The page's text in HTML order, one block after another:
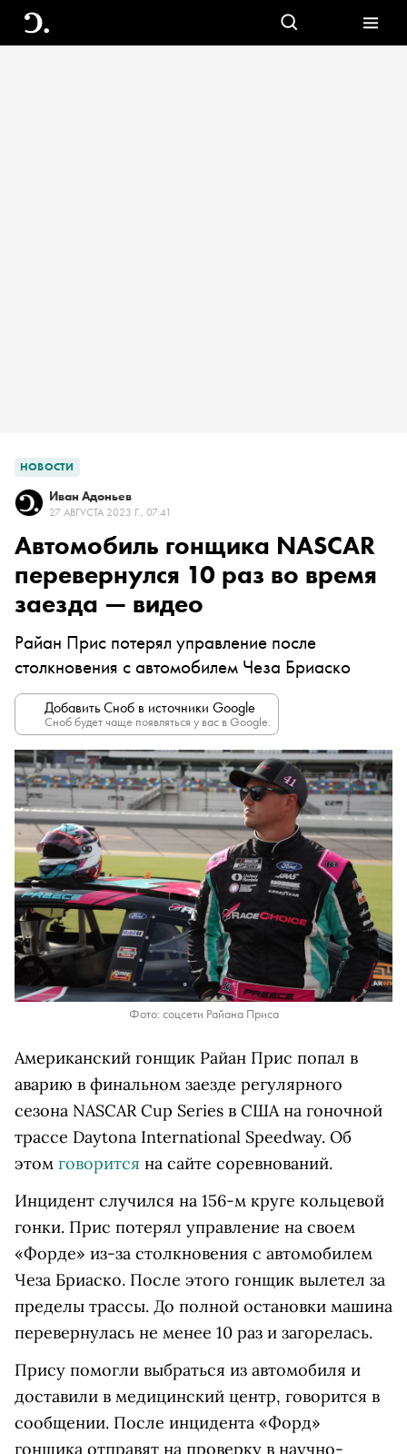
НОВОСТИ
Иван Адоньев
27 АВГУСТА 2023 Г., 07:41
Автомобиль гонщика NASCAR
перевернулся 10 раз во время
заезда — видео
Райан Прис потерял управление после
столкновения с автомобилем Чеза Бриаско
Добавить Сноб в источники Google
Сноб будет чаще появляться у вас в Google.
Фото: соцсети Райана Приса
Американский гонщик Райан Прис попал в
аварию в финальном заезде регулярного
сезона NASCAR Cup Series в США на гоночной
трассе Daytona International Speedway. Об
этом говорится на сайте соревнований.
Инцидент случился на 156-м круге кольцевой
гонки. Прис потерял управление на своем
«Форде» из-за столкновения с автомобилем
Чеза Бриаско. После этого гонщик вылетел за
пределы трассы. До полной остановки машина
перевернулась не менее 10 раз и загорелась.
Прису помогли выбраться из автомобиля и
доставили в медицинский центр, говорится в
сообщении. После инцидента «Форд»
гонщика отправят на проверку в научно-